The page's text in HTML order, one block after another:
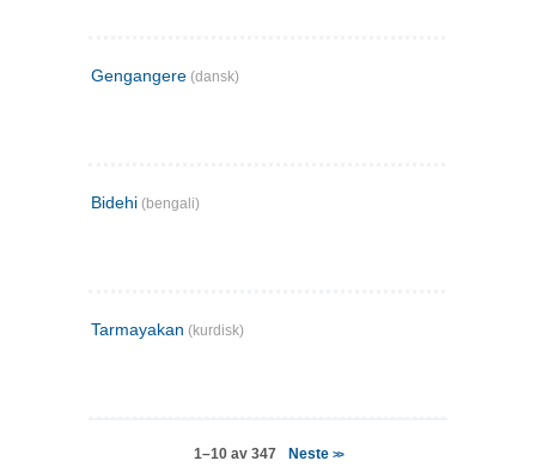
Gengangere (dansk)
Bidehi (bengali)
Tarmayakan (kurdisk)
1–10 av 347 Neste >>